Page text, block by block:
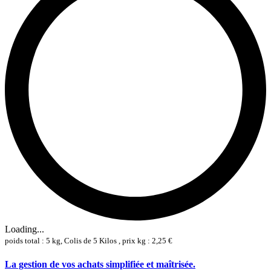
Loading...
poids total : 5 kg, Colis de 5 Kilos , prix kg : 2,25 €
La gestion de vos achats simplifiée et maîtrisée.